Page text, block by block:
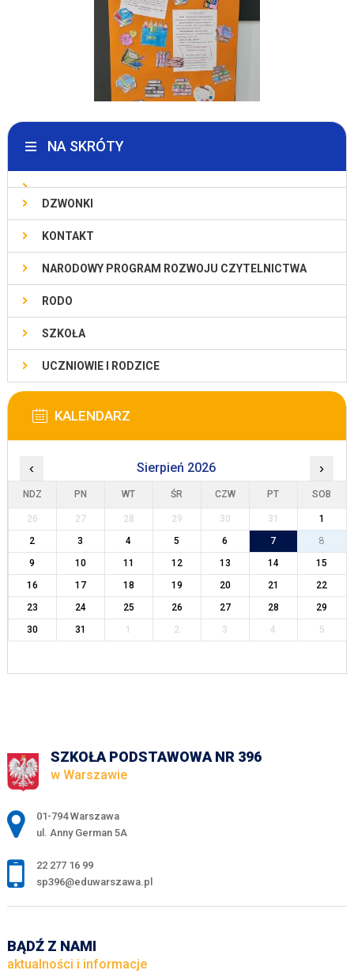
NA SKRÓTY
DZWONKI
KONTAKT
NARODOWY PROGRAM ROZWOJU CZYTELNICTWA
RODO
SZKOŁA
UCZNIOWIE I RODZICE
KALENDARZ
‹ Sierpień 2026 ›
NDZ PN WT ŚR CZW PT SOB
26 27 28 29 30 31
1
2
3 4 5 6 7
8
9
10 11 12 13 14
15
16
17 18 19 20 21
22
23
24 25 26 27 28
29
30
31 1 2 3 4 5
SZKOŁA PODSTAWOWA NR 396
w Warszawie
Adres pocztowy:
01-794 Warszawa
ul. Anny German 5A
22 277 16 99
sp396@eduwarszawa.pl
BĄDŹ Z NAMI
aktualności i informacje